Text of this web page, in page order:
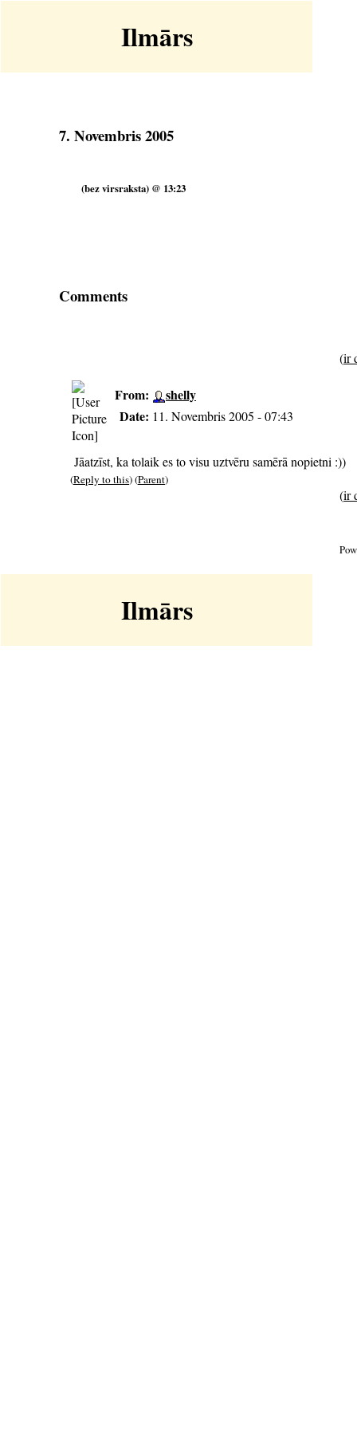
Ilmārs
7. Novembris 2005
(bez virsraksta) @ 13:23
Comments
(ir
From:
shelly
Date: 11. Novembris 2005 - 07:43
Jāatzīst, ka tolaik es to visu uztvēru samērā nopietni :))
(Reply to this) (Parent)
(ir
Ilmārs